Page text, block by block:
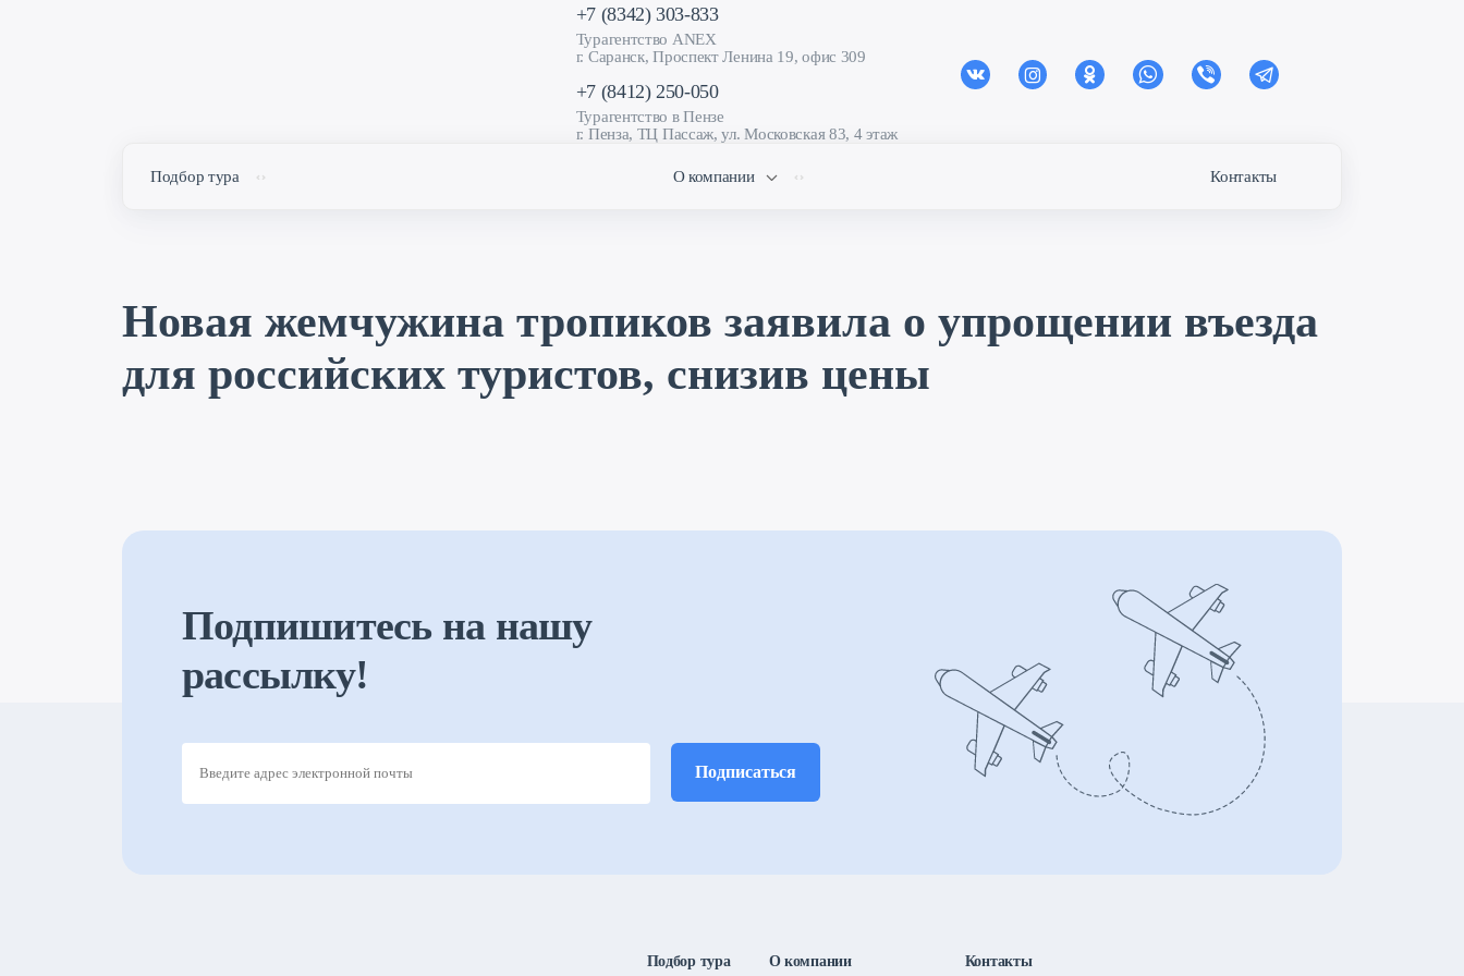
+7 (8342) 303-833
Турагентство ANEX
г. Саранск, Проспект Ленина 19, офис 309
+7 (8412) 250-050
Турагентство в Пензе
г. Пенза, ТЦ Пассаж, ул. Московская 83, 4 этаж
Подбор тура О компании Контакты
Новая жемчужина тропиков заявила о упрощении въезда
для российских туристов, снизив цены
Подпишитесь на нашу
рассылку!
Подбор тура О компании Контакты